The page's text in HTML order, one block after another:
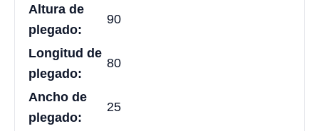
Altura de
plegado:
90
Longitud de
plegado:
80
Ancho de
plegado:
25